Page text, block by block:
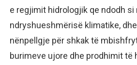
e regjimit hidrologjik qe ndodh si
ndryshueshmërisë klimatike,
nënpellgje për shkak të
burimeve ujore dhe prodhimit të